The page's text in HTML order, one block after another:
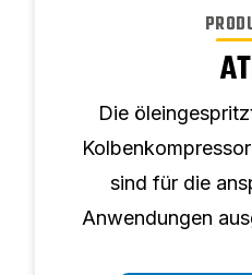
Die
sind für die
Anwendungen